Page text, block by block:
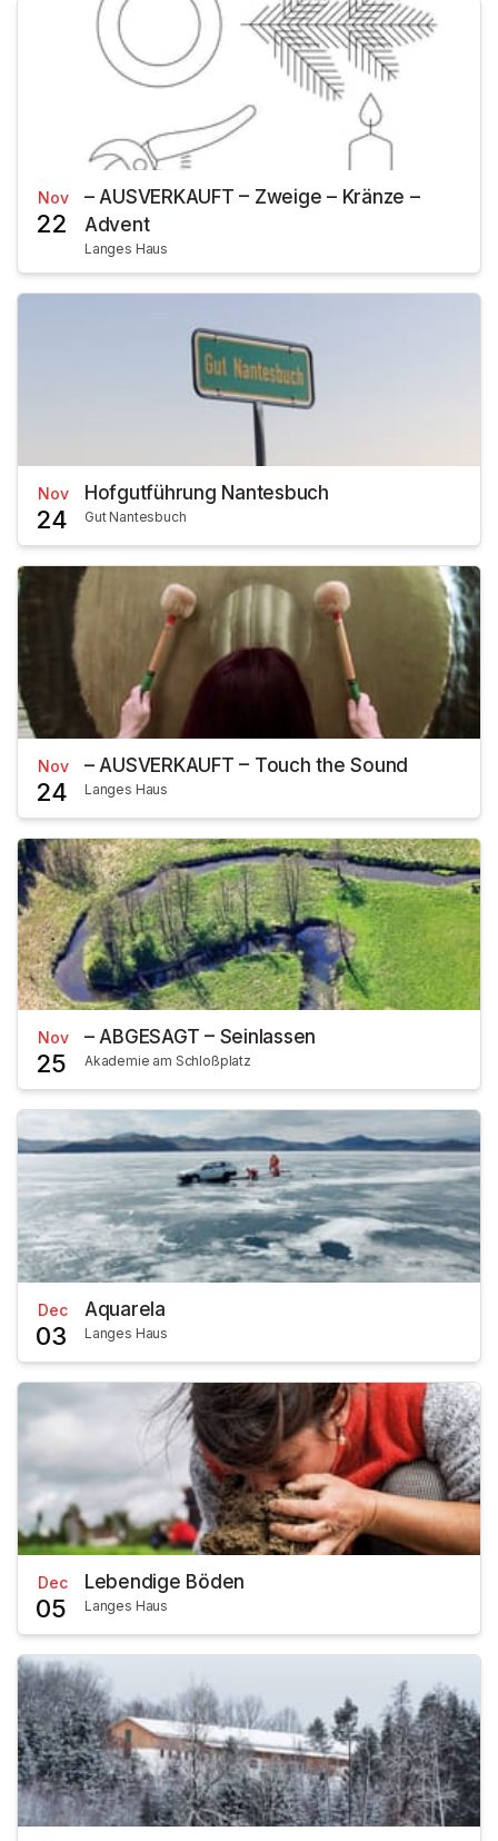
Nov
22
– AUSVERKAUFT – Zweige – Kränze –
Advent
Langes Haus
Nov
24
Hofgutführung Nantesbuch
Gut Nantesbuch
Nov
24
– AUSVERKAUFT – Touch the Sound
Langes Haus
Nov
25
– ABGESAGT – Seinlassen
Akademie am Schloßplatz
Dec
03
Aquarela
Langes Haus
Dec
05
Lebendige Böden
Langes Haus